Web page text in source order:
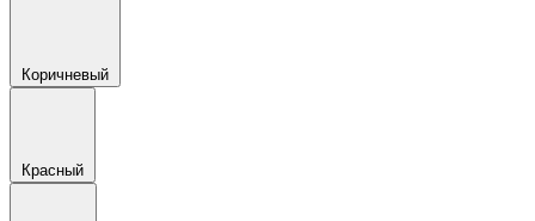
Коричневый
Красный